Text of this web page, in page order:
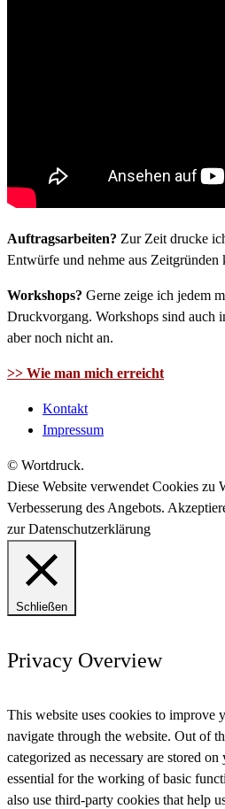
Auftragsarbeiten? Zur Zeit drucke
Entwürfe und nehme aus Zeitgründen
Workshops? Gerne zeige ich jedem
Druckvorgang. Workshops sind auch
aber noch nicht an.
>> Wie man mich erreicht
Kontakt
Impressum
© Wortdruck.
Diese Website verwendet Cookies zu
Verbesserung des Angebots.
zur Datenschutzerklärung
Schließen
Privacy Overview
This website uses cookies to improve
navigate through the website. Out of
categorized as necessary are stored
essential for the working of basic
also use third-party cookies that help